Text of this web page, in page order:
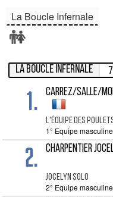
La Boucle Infernale
La Boucle Infernale 7
1. CARREZ/SALLE/
L'ÉQUIPE DES
1° Equipe masculine
2. CHARPENTIER
JOCELYN SOLO
2° Equipe masculine